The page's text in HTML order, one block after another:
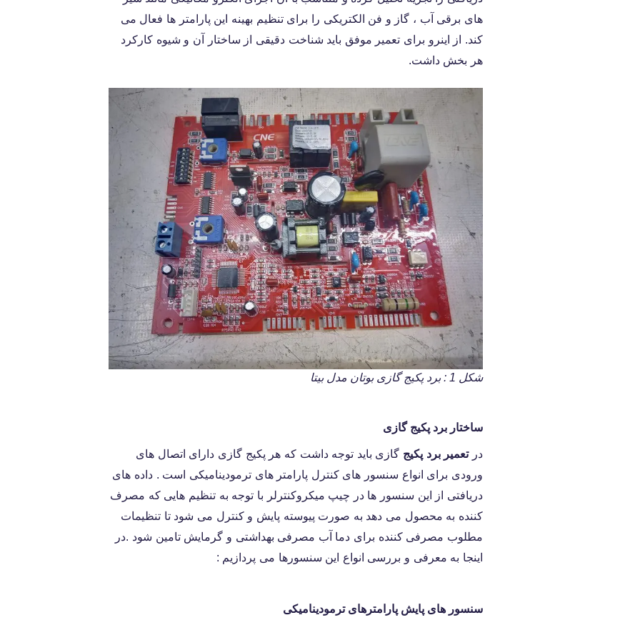
های برقی آب ، گاز و فن الکتریکی را برای تنظیم بهینه این پارامتر ها فعال می
کند. از اینرو برای تعمیر موفق باید شناخت دقیقی از ساختار آن و شیوه کارکرد
هر بخش داشت.
شکل 1 : برد پکیج گازی بوتان مدل بیتا
ساختار برد پکیج گازی
درتعمیر برد پکیج گازی باید توجه داشت که هر پکیج گازی دارای اتصال های
ورودی برای انواع سنسور های کنترل پارامتر های ترمودینامیکی است . داده های
دریافتی از این سنسور ها در چیپ میکروکنترلر با توجه به تنظیم هایی که مصرف
کننده به محصول می دهد به صورت پیوسته پایش و کنترل می شود تا تنظیمات
مطلوب مصرفی کننده برای دما آب مصرفی بهداشتی و گرمایش تامین شود .در
اینجا به معرفی و بررسی انواع این سنسورها می پردازیم :
سنسور های پایش پارامترهای ترمودینامیکی